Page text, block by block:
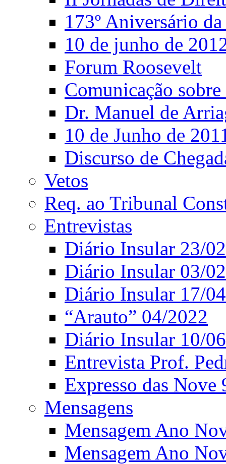
173º Aniversário
10 de junho de
Forum Roosevelt
Comunicação
Dr. Manuel de
10 de Junho de
Discurso de
Vetos
Req. ao Tribunal
Entrevistas
Diário Insular 23/
Diário Insular 03/
Diário Insular 17/
“Arauto” 04/2022
Diário Insular 10/
Entrevista Prof.
Expresso das Nove
Mensagens
Mensagem Ano
Mensagem Ano